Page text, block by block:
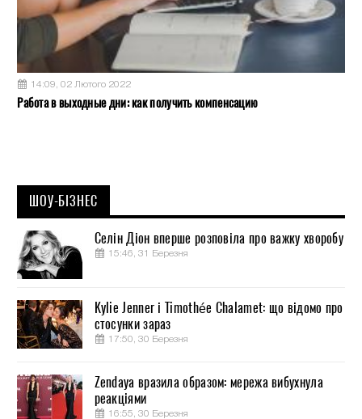
14:09, 02 Лютого 2022
Работа в выходные дни: как получить компенсацию
ШОУ-БІЗНЕС
Селін Діон вперше розповіла про важку хворобу
15:46, 31 Березня
Kylie Jenner і Timothée Chalamet: що відомо про
стосунки зараз
17:50, 30 Березня
Zendaya вразила образом: мережа вибухнула
реакціями
16:55, 30 Березня